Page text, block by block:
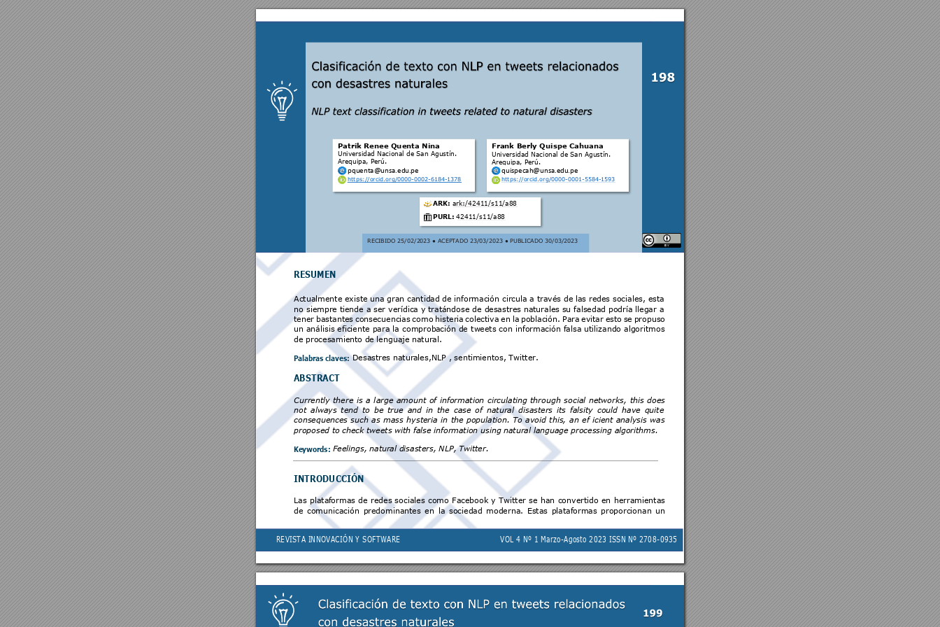
REVISTA INNOVACIÓN Y SOFTWARE VOL 4 Nº 1 Marzo-Agosto 2023 ISSN Nº 2708-0935
RECIBIDO 25/02/2023 ● ACEPTADO 23/03/2023 ● PUBLICADO 30/03/2023
RESUMEN
Actualmente existe una gran cantidad de información circula a través de las redes sociales, esta
no siempre tiende a ser verídica y tratándose de desastres naturales su falsedad podría llegar a
tener bastantes consecuencias como histeria colectiva en la población. Para evitar esto se propuso
un análisis eficiente para la comprobación de tweets con información falsa utilizando algoritmos
de procesamiento de lenguaje natural.
Palabras claves: Desastres naturales,NLP , sentimientos, Twitter.
ABSTRACT
Currently there is a large amount of information circulating through social networks, this does
not always tend to be true and in the case of natural disasters its falsity could have quite
consequences such as mass hysteria in the population. To avoid this, an ef icient analysis was
proposed to check tweets with false information using natural language processing algorithms.
Keywords: Feelings, natural disasters, NLP, T witter.
INTRODUCCIÓN
Las plataformas de redes sociales como Facebook y Twitter se han convertido en
herramientas
de comunicación predominantes en la sociedad moderna. Estas plataformas proporcionan un
ARK: ark:/42411/s11/a88
PURL: 42411/s11/a88
Frank Berly Quispe Cahuana
Universidad Nacional de San Agustín.
Arequipa, Perú.
quispecah@unsa.edu.pe
https://orcid.org/0000-0001-5584-1593
Patrik Renee Quenta Nina
Universidad Nacional de San Agustín.
Arequipa, Perú.
pquenta@unsa.edu .pe
https://orcid.org/0000-0002-6184-1378